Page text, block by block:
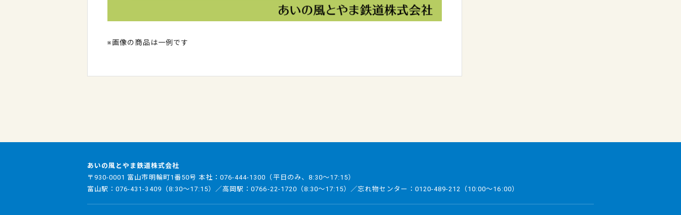
※画像の商品は一例です
あいの風とやま鉄道株式会社
〒930-0001 富山市明輪町1番50号 本社： 076-444-1300 （平日のみ、8:30～17:15）
富山駅：076-431-3409 （8:30～17:15）／高岡駅：0766-22-1720 （8:30～17:15）／忘れ物センター： 0120-489-212 （10:00～16:00）